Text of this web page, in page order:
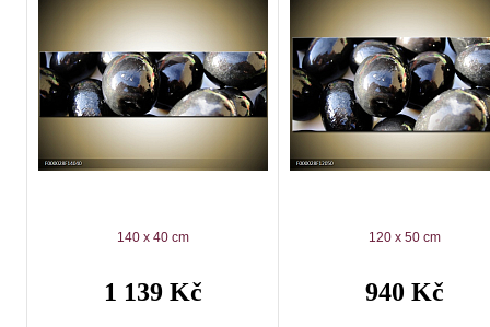
140 x 40 cm
1 139 Kč
120 x 50 cm
940 Kč